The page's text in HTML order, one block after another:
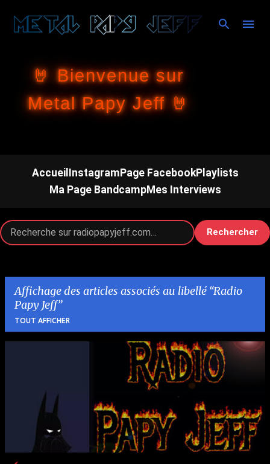
Accéder au contenu principal
🤘 Bienvenue sur
Metal Papy Jeff 🤘
Accueil InstagramPage FacebookPlaylists
Ma Page BandcampMes Interviews
Rechercher
Affichage des articles associés au libellé Radio
Papy Jeff
TOUT AFFICHER
c